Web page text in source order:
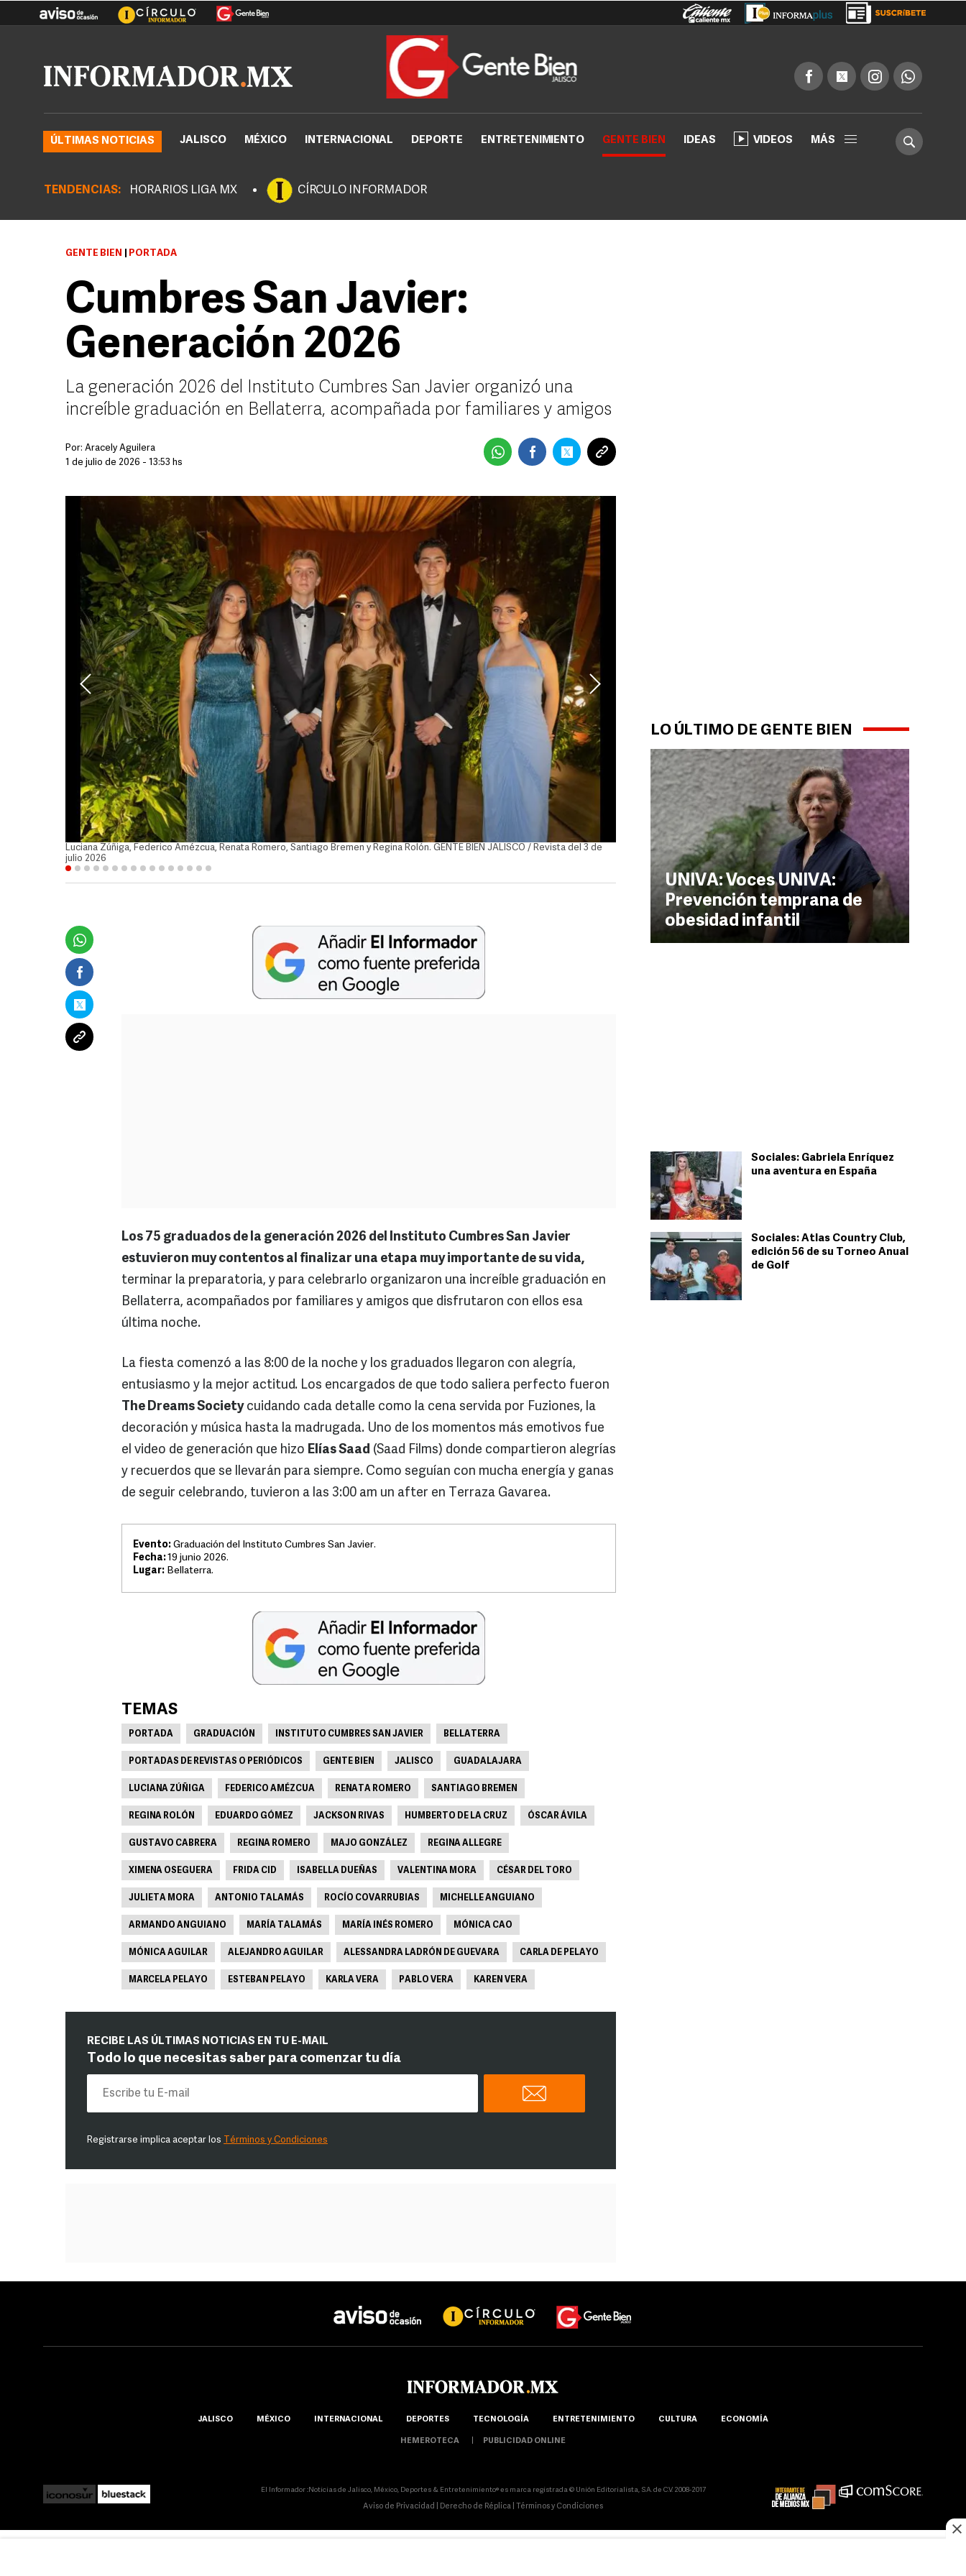
ÚLTIMAS NOTICIAS JALISCO MÉXICO INTERNACIONAL DEPORTE ENTRETENIMIENTO GENTE BIEN IDEAS VIDEOS MÁS
TENDENCIAS: HORARIOS LIGA MX CÍRCULO INFORMADOR
LO ÚLTIMO DE GENTE BIEN
UNIVA: Voces UNIVA:
Prevención temprana de
obesidad infantil
Sociales: Gabriela Enríquez
una aventura en España
Sociales: Atlas Country Club,
edición 56 de su Torneo Anual
de Golf
GENTE BIEN PORTADA
Cumbres San Javier:
Generación 2026
La generación 2026 del Instituto Cumbres San Javier organizó una
increíble graduación en Bellaterra, acompañada por familiares y amigos
Por: Aracely Aguilera
1 de julio de 2026 - 13:53 hs
Luciana Zúñiga, Federico Amézcua, Renata Romero, Santiago Bremen y Regina Rolón. GENTE BIEN JALISCO / Revista del 3 de
julio 2026
Eduardo Gómez, Jackson Rivas, Humberto de la Cruz, Óscar Ávila y Gustavo
Los 75 graduados de la generación 2026 del Instituto Cumbres San Javier
estuvieron muy contentos al finalizar una etapa muy importante de su vida,
terminar la preparatoria, y para celebrarlo organizaron una increíble graduación en
Bellaterra, acompañados por familiares y amigos que disfrutaron con ellos esa
última noche.
La fiesta comenzó a las 8:00 de la noche y los graduados llegaron con alegría,
entusiasmo y la mejor actitud. Los encargados de que todo saliera perfecto fueron
The Dreams Societycuidando cada detalle como la cena servida por Fuziones, la
decoración y música hasta la madrugada. Uno de los momentos más emotivos fue
el video de generación que hizo Elías Saad (Saad Films) donde compartieron alegrías
y recuerdos que se llevarán para siempre. Como seguían con mucha energía y ganas
de seguir celebrando, tuvieron a las 3:00 am un after en Terraza Gavarea.
Evento: Graduación del Instituto Cumbres San Javier.
Fecha:19 junio 2026.
Lugar: Bellaterra.
TEMAS
PORTADA GRADUACIÓN INSTITUTO CUMBRES SAN JAVIER BELLATERRA
PORTADAS DE REVISTAS O PERIÓDICOS GENTE BIEN JALISCO GUADALAJARA
LUCIANA ZÚÑIGA FEDERICO AMÉZCUA RENATA ROMERO SANTIAGO BREMEN
REGINA ROLÓN EDUARDO GÓMEZ JACKSON RIVAS HUMBERTO DE LA CRUZ ÓSCAR ÁVILA
GUSTAVO CABRERA REGINA ROMERO MAJO GONZÁLEZ REGINA ALLEGRE
XIMENA OSEGUERA FRIDA CID ISABELLA DUEÑAS VALENTINA MORA CÉSAR DEL TORO
JULIETA MORA ANTONIO TALAMÁS ROCÍO COVARRUBIAS MICHELLE ANGUIANO
ARMANDO ANGUIANO MARÍA TALAMÁS MARÍA INÉS ROMERO MÓNICA CAO
MÓNICA AGUILAR ALEJANDRO AGUILAR ALESSANDRA LADRÓN DE GUEVARA CARLA DE PELAYO
MARCELA PELAYO ESTEBAN PELAYO KARLA VERA PABLO VERA KAREN VERA
RECIBE LAS ÚLTIMAS NOTICIAS EN TU E-MAIL
Todo lo que necesitas saber para comenzar tu día
Registrarse implica aceptar los Términos y Condiciones
JALISCO MÉXICO INTERNACIONAL DEPORTES TECNOLOGÍA ENTRETENIMIENTO CULTURA ECONOMÍA
HEMEROTECA PUBLICIDAD ONLINE
El Informador ::Noticias de Jalisco, México, Deportes & Entretenimiento® es marca registrada © Unión Editorialista, S.A. de C.V. 2008-2017
Aviso de Privacidad Derecho de Réplica Términos y Condiciones